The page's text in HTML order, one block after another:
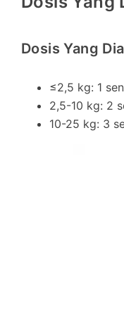
Dosis Yang
≤2,5 kg: 1
2,5-10 kg: 2
10-25 kg: 3